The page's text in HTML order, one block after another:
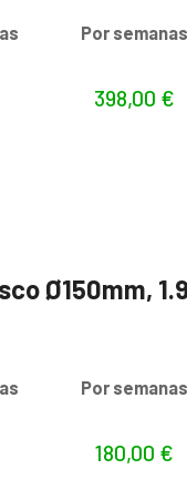
Por semanas
398,00 €
Ø150mm,
Por semanas
180,00 €